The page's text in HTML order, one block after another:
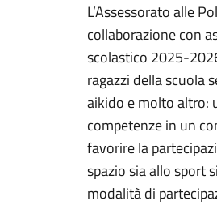
L’Assessorato alle
collaborazione con
scolastico 2025-
ragazzi della scuola
aikido e molto altro:
competenze in un
favorire la
spazio sia allo sport
modalità di